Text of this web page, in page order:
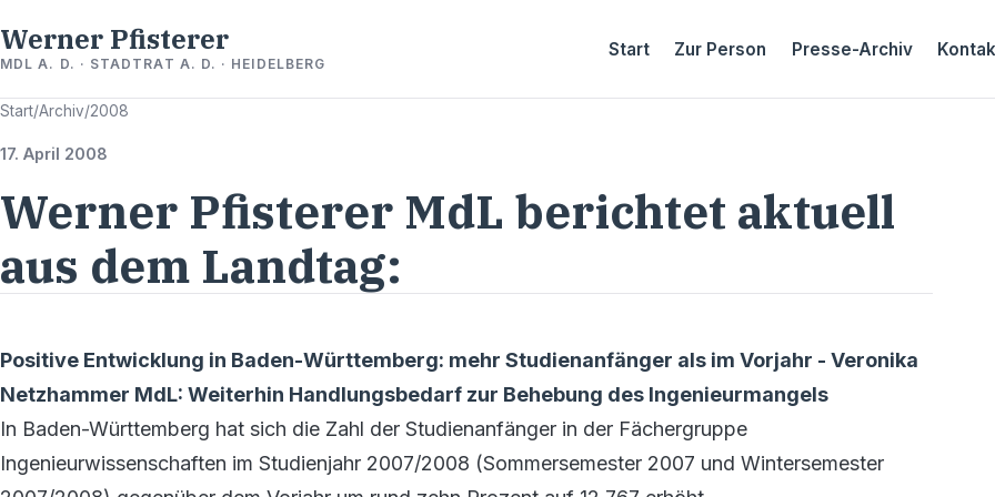
Werner Pfisterer
MDL A. D. · STADTRAT A. D. · HEIDELBERG
Start Zur Person Presse-Archiv
Start/Archiv/2008
17. April 2008
Werner Pfisterer MdL berichtet aktuell
aus dem Landtag:
Positive Entwicklung in Baden-Württemberg: mehr Studienanfänger als im Vorjahr - Veronika
Netzhammer MdL: Weiterhin Handlungsbedarf zur Behebung des Ingenieurmangels
In Baden-Württemberg hat sich die Zahl der Studienanfänger in der Fächergruppe
Ingenieurwissenschaften im Studienjahr 2007/2008 (Sommersemester 2007 und Wintersemester